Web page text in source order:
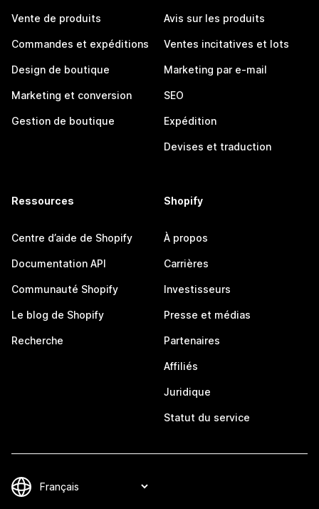
Vente de produits
Commandes et expéditions
Design de boutique
Marketing et conversion
Gestion de boutique
Avis sur les produits
Ventes incitatives et lots
Marketing par e-mail
SEO
Expédition
Devises et traduction
Ressources
Centre d’aide de Shopify
Documentation API
Communauté Shopify
Le blog de Shopify
Recherche
Shopify
À propos
Carrières
Investisseurs
Presse et médias
Partenaires
Affiliés
Juridique
Statut du service